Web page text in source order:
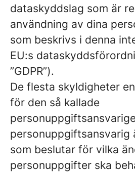
dataskyddslag som är
användning av dina
som beskrivs i denna
EU:s
”GDPR”).
De flesta skyldigheter
för den så kallade
personuppgiftsansvarig
som beslutar för vilka
personuppgifter ska